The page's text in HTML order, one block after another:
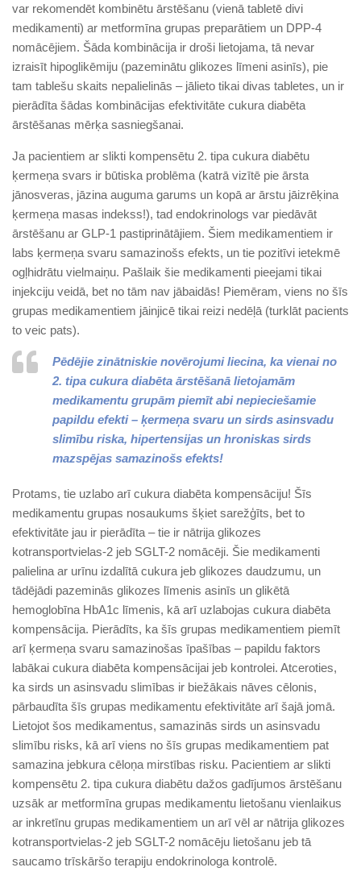
var rekomendēt kombinētu ārstēšanu (vienā tabletē divi
medikamenti) ar metformīna grupas preparātiem un DPP-4
nomācējiem. Šāda kombinācija ir droši lietojama, tā nevar
izraisīt hipoglikēmiju (pazeminātu glikozes līmeni asinīs), pie
tam tablešu skaits nepalielinās – jālieto tikai divas tabletes, un ir
pierādīta šādas kombinācijas efektivitāte cukura diabēta
ārstēšanas mērķa sasniegšanai.
Ja pacientiem ar slikti kompensētu 2. tipa cukura diabētu
ķermeņa svars ir būtiska problēma (katrā vizītē pie ārsta
jānosveras, jāzina auguma garums un kopā ar ārstu jāizrēķina
ķermeņa masas indekss!), tad endokrinologs var piedāvāt
ārstēšanu ar GLP-1 pastiprinātājiem. Šiem medikamentiem ir
labs ķermeņa svaru samazinošs efekts, un tie pozitīvi ietekmē
ogļhidrātu vielmaiņu. Pašlaik šie medikamenti pieejami tikai
injekciju veidā, bet no tām nav jābaidās! Piemēram, viens no šīs
grupas medikamentiem jāinjicē tikai reizi nedēļā (turklāt pacients
to veic pats).
Pēdējie zinātniskie novērojumi liecina, ka vienai no
2. tipa cukura diabēta ārstēšanā lietojamām
medikamentu grupām piemīt abi nepieciešamie
papildu efekti – ķermeņa svaru un sirds asinsvadu
slimību riska, hipertensijas un hroniskas sirds
mazspējas samazinošs efekts!
Protams, tie uzlabo arī cukura diabēta kompensāciju! Šīs
medikamentu grupas nosaukums šķiet sarežģīts, bet to
efektivitāte jau ir pierādīta – tie ir nātrija glikozes
kotransportvielas-2 jeb SGLT-2 nomācēji. Šie medikamenti
palielina ar urīnu izdalītā cukura jeb glikozes daudzumu, un
tādējādi pazeminās glikozes līmenis asinīs un glikētā
hemoglobīna HbA1c līmenis, kā arī uzlabojas cukura diabēta
kompensācija. Pierādīts, ka šīs grupas medikamentiem piemīt
arī ķermeņa svaru samazinošas īpašības – papildu faktors
labākai cukura diabēta kompensācijai jeb kontrolei. Atceroties,
ka sirds un asinsvadu slimības ir biežākais nāves cēlonis,
pārbaudīta šīs grupas medikamentu efektivitāte arī šajā jomā.
Lietojot šos medikamentus, samazinās sirds un asinsvadu
slimību risks, kā arī viens no šīs grupas medikamentiem pat
samazina jebkura cēloņa mirstības risku. Pacientiem ar slikti
kompensētu 2. tipa cukura diabētu dažos gadījumos ārstēšanu
uzsāk ar metformīna grupas medikamentu lietošanu vienlaikus
ar inkretīnu grupas medikamentiem un arī vēl ar nātrija glikozes
kotransportvielas-2 jeb SGLT-2 nomācēju lietošanu jeb tā
saucamo trīskāršo terapiju endokrinologa kontrolē.